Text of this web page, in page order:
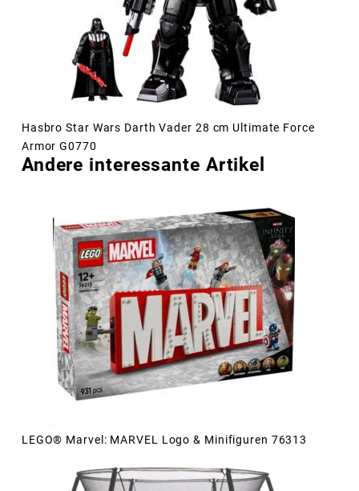
Hasbro Star Wars Darth Vader 28 cm Ultimate Force
Armor G0770
Andere interessante Artikel
LEGO® Marvel: MARVEL Logo & Minifiguren 76313